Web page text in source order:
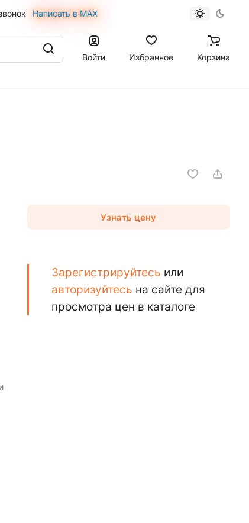
Написать в MAX
Войти Избранное Корзина
Узнать цену
Зарегистрируйтесь или
авторизуйтесь на сайте для
просмотра цен в каталоге